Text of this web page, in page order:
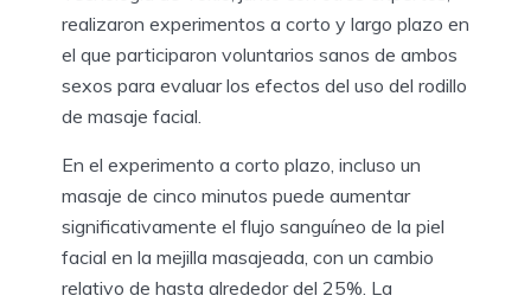
realizaron experimentos a corto y largo plazo en
el que participaron voluntarios sanos de ambos
sexos para evaluar los efectos del uso del rodillo
de masaje facial.
En el experimento a corto plazo, incluso un
masaje de cinco minutos puede aumentar
significativamente el flujo sanguíneo de la piel
facial en la mejilla masajeada, con un cambio
relativo de hasta alrededor del 25%. La